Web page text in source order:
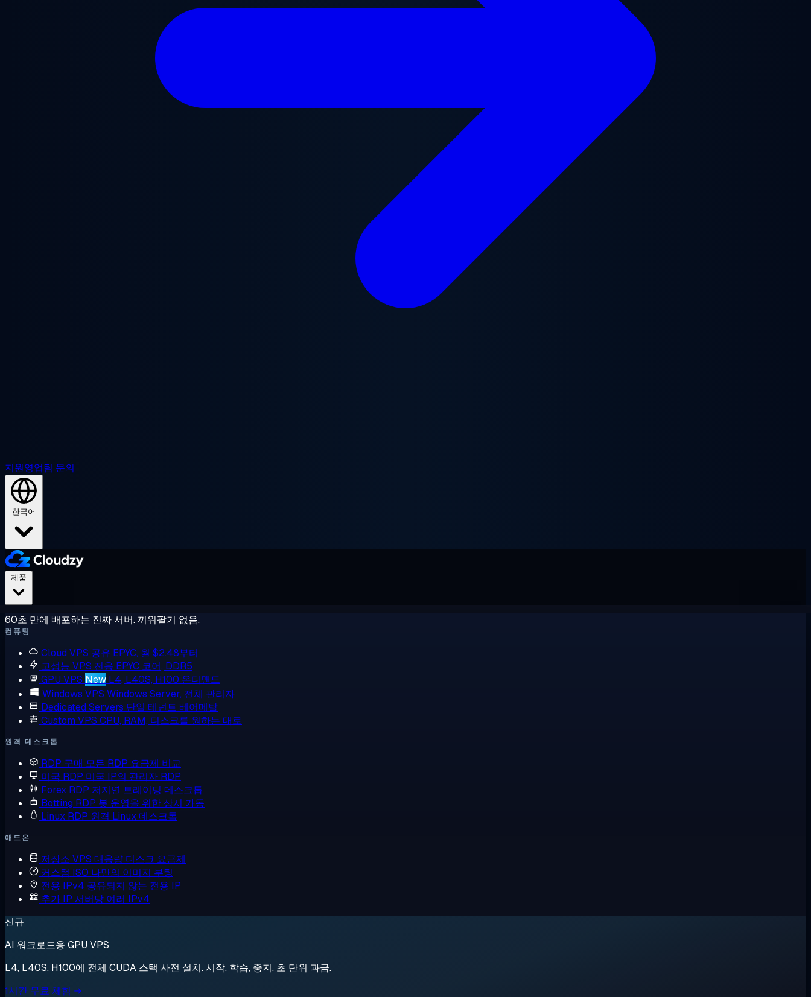
지원영업팀 문의
한국어
60초 만에 배포하는 진짜 서버. 끼워팔기 없음.
컴퓨팅
Cloud VPS 공유 EPYC, 월 $2.48부터
고성능 VPS 전용 EPYC 코어, DDR5
GPU VPS New L4, L40S, H100 온디맨드
Windows VPS Windows Server, 전체 관리자
Dedicated Servers 단일 테넌트 베어메탈
Custom VPS CPU, RAM, 디스크를 원하는 대로
원격 데스크톱
RDP 구매 모든 RDP 요금제 비교
미국 RDP 미국 IP의 관리자 RDP
Forex RDP 저지연 트레이딩 데스크톱
Botting RDP 봇 운영을 위한 상시 가동
Linux RDP 원격 Linux 데스크톱
애드온
저장소 VPS 대용량 디스크 요금제
커스텀 ISO 나만의 이미지 부팅
전용 IPv4 공유되지 않는 전용 IP
추가 IP 서버당 여러 IPv4
신규
AI 워크로드용 GPU VPS
L4, L40S, H100에 전체 CUDA 스택 사전 설치. 시작, 학습, 중지. 초 단위 과금.
1시간 무료 체험 →